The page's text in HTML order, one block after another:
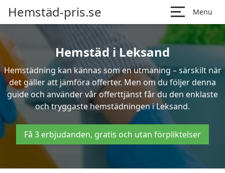
Hemstäd-pris.se Menu
Hemstäd i Leksand
Hemstädning kan kännas som en utmaning – särskilt när
det gäller att jämföra offerter. Men om du följer denna
guide och använder vår offerttjänst får du den enklaste
och tryggaste hemstädningen i Leksand.
Få 3 erbjudanden, gratis och utan förpliktelser